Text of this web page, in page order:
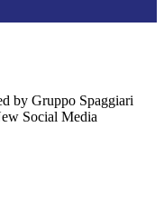
by Gruppo Spaggiari
Social Media